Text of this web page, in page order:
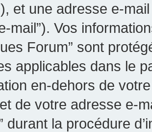
et une adresse e-
mail”). Vos
Forum” sont
applicables dans le
en-dehors de
de votre adresse e-
durant la procédure